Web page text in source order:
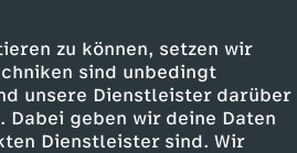
zu können, setzen wir
sind unbedingt
unsere Dienstleister darüber
geben wir deine Daten
Dienstleister sind. Wir